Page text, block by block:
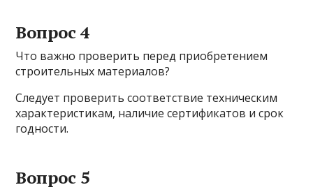
Вопрос 4
Что важно проверить перед приобретением
строительных материалов?
Следует проверить соответствие техническим
характеристикам, наличие сертификатов и срок
годности.
Вопрос 5